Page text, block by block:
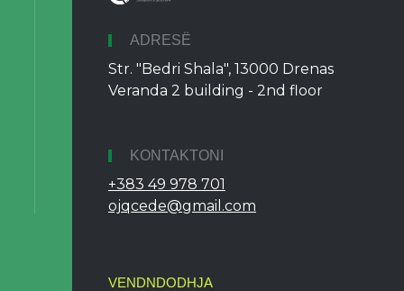
ADRESË
Str. "Bedri Shala", 13000 Drenas
Veranda 2 building - 2nd floor
KONTAKTONI
+383 49 978 701
ojqcede@gmail.com
VENDNDODHJA